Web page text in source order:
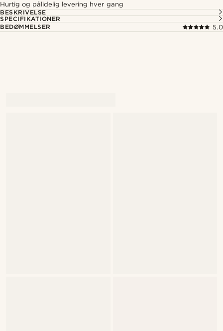
Hurtig og pålidelig levering hver gang
BESKRIVELSE
SPECIFIKATIONER
BEDØMMELSER
5.0